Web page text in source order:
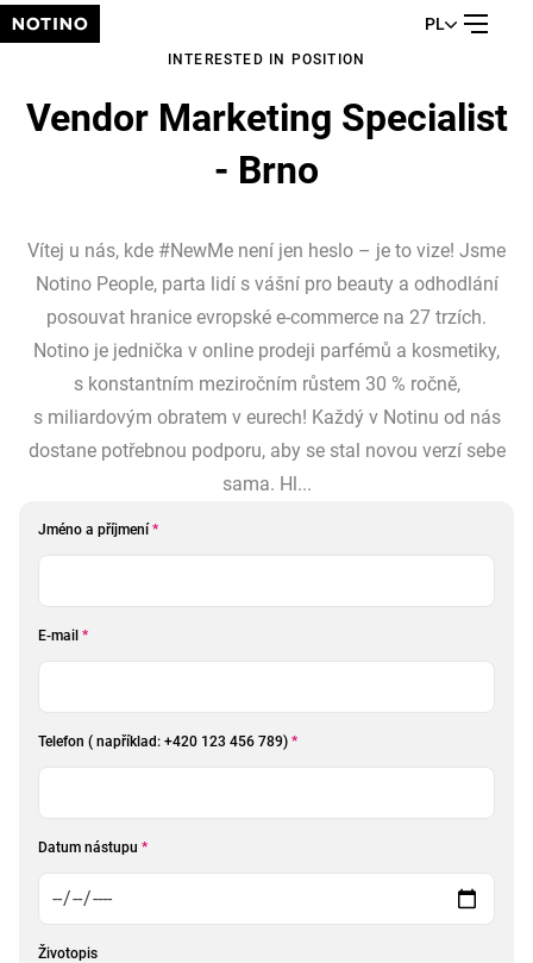
PL
INTERESTED IN POSITION
Vendor Marketing Specialist
- Brno
Vítej u nás, kde #NewMe není jen heslo – je to vize! Jsme
Notino People, parta lidí s vášní pro beauty a odhodlání
posouvat hranice evropské e-commerce na 27 trzích.
Notino je jednička v online prodeji parfémů a kosmetiky,
s konstantním meziročním růstem 30 % ročně,
s miliardovým obratem v eurech! Každý v Notinu od nás
dostane potřebnou podporu, aby se stal novou verzí sebe
sama. Hl...
Jméno a příjmení *
E-mail *
Telefon ( například: +420 123 456 789) *
Datum nástupu *
Životopis